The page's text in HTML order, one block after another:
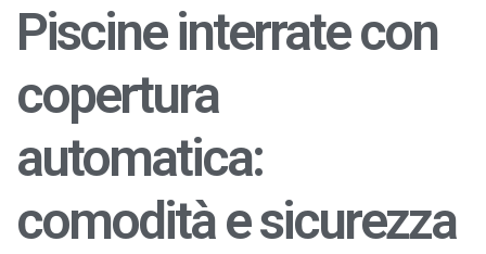
Piscine interrate con
copertura
automatica:
comodità e sicurezza